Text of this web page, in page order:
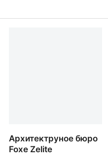
Архитектруное бюро
Foxe Zelite